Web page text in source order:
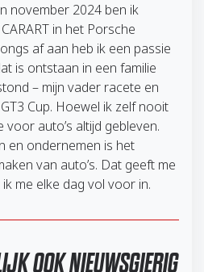
november 2024 ben ik
in het Porsche
af aan heb ik een passie
is ontstaan in een familie
– mijn vader racete en
Cup. Hoewel ik zelf nooit
auto’s altijd gebleven.
en ondernemen is het
van auto’s. Dat geeft me
me elke dag vol voor in.
OOK NIEUWSGIERIG